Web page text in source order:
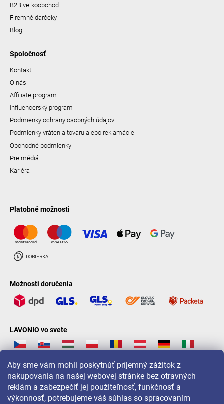
Aby sme vám mohli poskytnúť príjemný zážitok z
nakupovania na našej webovej stránke bez otravných
reklám a zabezpečiť jej použiteľnosť, funkčnosť a
výkonnosť, potrebujeme váš súhlas so spracovaním
B2B veľkoobchod
Firemné darčeky
Blog
Spoločnosť
Kontakt
O nás
Affiliate program
Influencerský program
Podmienky ochrany osobných údajov
Podmienky vrátenia tovaru alebo reklamácie
Obchodné podmienky
Pre médiá
Kariéra
Platobné možnosti
Možnosti doručenia
LAVONIO vo svete
Pre akcie, súťaže a zľavy nás sledujte na: